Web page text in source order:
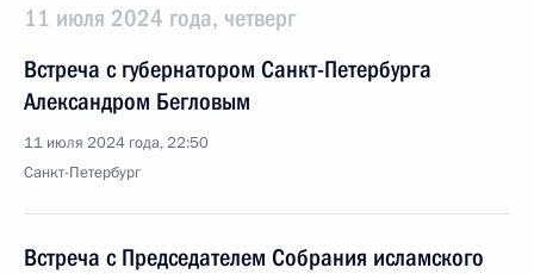
11 июля 2024 года, четверг
Встреча с губернатором Санкт-Петербурга
Александром Бегловым
11 июля 2024 года, 22:50
Санкт-Петербург
Встреча с Председателем Собрания исламского